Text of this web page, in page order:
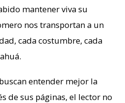
mantener viva su
nos transportan a un
cada costumbre, cada
entender mejor la
de sus páginas, el lector no